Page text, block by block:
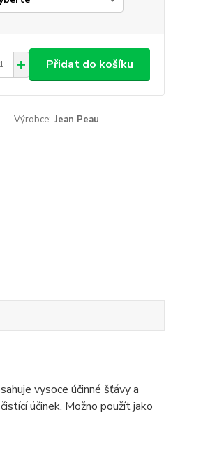
Přidat do košíku
Výrobce: Jean Peau
vysoce účinné šťávy a
účinek. Možno použít jako